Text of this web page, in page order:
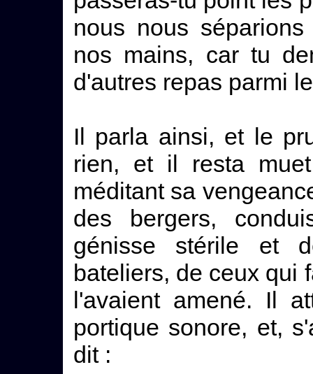
nous nous
nos mains, car tu
d'autres repas parmi
Il parla ainsi, et le
rien, et il resta
méditant sa
des bergers,
génisse stérile et
bateliers, de ceux qui
l'avaient amené. Il
portique sonore, et,
dit :